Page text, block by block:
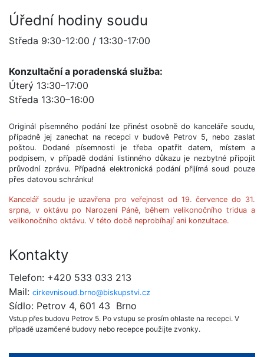
Úřední hodiny soudu
Středa 9:30-12:00 / 13:30-17:00
Konzultační a poradenská služba:
Úterý 13:30–17:00
Středa 13:30–16:00
Originál písemného podání lze přinést osobně do kanceláře soudu,
případně jej zanechat na recepci v budově Petrov 5, nebo zaslat
poštou. Dodané písemnosti je třeba opatřit datem, místem a
podpisem, v případě dodání listinného důkazu je nezbytné připojit
průvodní zprávu. Případná elektronická podání přijímá soud pouze
přes datovou schránku!
Kancelář soudu je uzavřena pro veřejnost od 19. července do 31.
srpna, v oktávu po Narození Páně, během velikonočního tridua a
velikonočního oktávu. V této době neprobíhají ani konzultace.
Kontakty
Telefon: +420 533 033 213
Mail: cirkevnisoud.brno@biskupstvi.cz
Sídlo: Petrov 4, 601 43 Brno
Vstup přes budovu Petrov 5. Po vstupu se prosím ohlaste na recepci. V
případě uzamčené budovy nebo recepce použijte zvonky.